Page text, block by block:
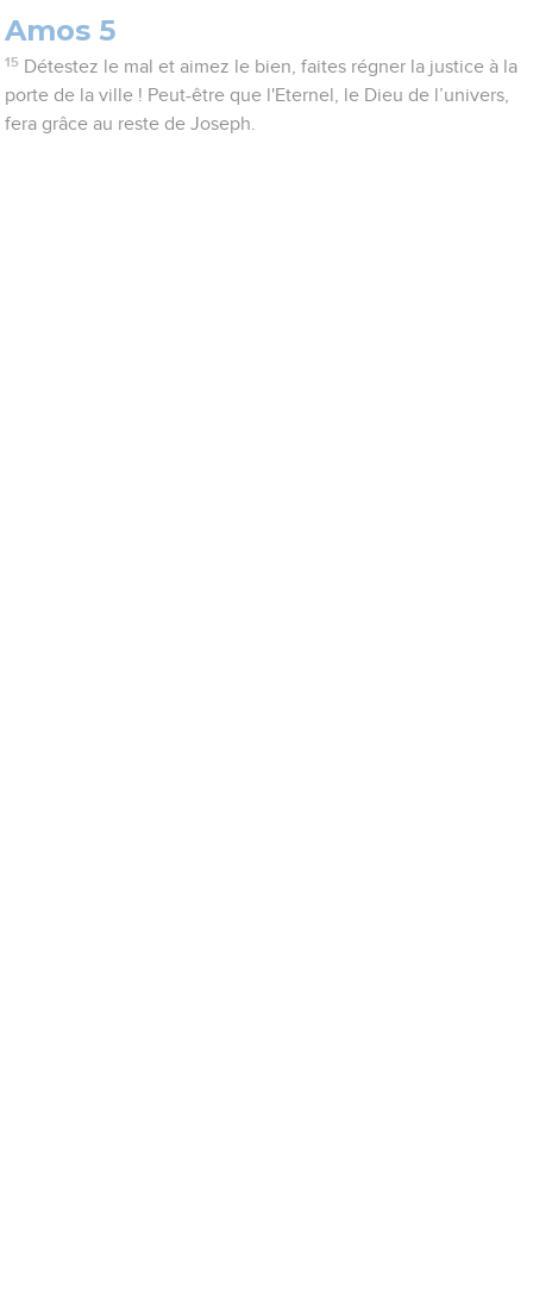
Amos 5
15 Détestez le mal et aimez le bien, faites régner la justice à la
porte de la ville ! Peut-être que l'Eternel, le Dieu de l’univers,
fera grâce au reste de Joseph.